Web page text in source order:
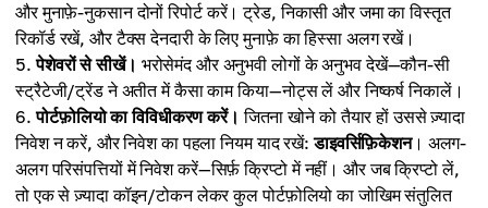
और मुनाफ़े-नुकसान दोनों रिपोर्ट करें। ट्रेड, निकासी और जमा का विस्तृत
रिकॉर्ड रखें, और टैक्स देनदारी के लिए मुनाफ़े का हिस्सा अलग रखें।
पेशेवरों से सीखें। भरोसेमंद और अनुभवी लोगों के अनुभव देखें—कौन-सी
स्ट्रैटेजी/ट्रेंड ने अतीत में कैसा काम किया—नोट्स लें और निष्कर्ष निकालें।
पोर्टफ़ोलियो का विविधीकरण करें। जितना खोने को तैयार हों उससे ज़्यादा
निवेश न करें, और निवेश का पहला नियम याद रखें:डाइवर्सिफ़िकेशन। अलग-
अलग परिसंपत्तियों में निवेश करें—सिर्फ़ क्रिप्टो में नहीं। और जब क्रिप्टो लें,
तो एक से ज़्यादा कॉइन/टोकन लेकर कुल पोर्टफ़ोलियो का जोखिम संतुलित